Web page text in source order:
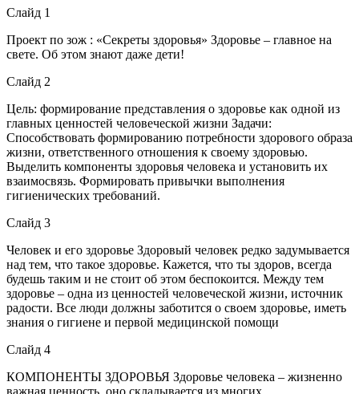
Слайд 1
Проект по зож : «Секреты здоровья» Здоровье – главное на
свете. Об этом знают даже дети!
Слайд 2
Цель: формирование представления о здоровье как одной из
главных ценностей человеческой жизни Задачи:
Способствовать формированию потребности здорового образа
жизни, ответственного отношения к своему здоровью.
Выделить компоненты здоровья человека и установить их
взаимосвязь. Формировать привычки выполнения
гигиенических требований.
Слайд 3
Человек и его здоровье Здоровый человек редко задумывается
над тем, что такое здоровье. Кажется, что ты здоров, всегда
будешь таким и не стоит об этом беспокоится. Между тем
здоровье – одна из ценностей человеческой жизни, источник
радости. Все люди должны заботится о своем здоровье, иметь
знания о гигиене и первой медицинской помощи
Слайд 4
КОМПОНЕНТЫ ЗДОРОВЬЯ Здоровье человека – жизненно
важная ценность, оно складывается из многих